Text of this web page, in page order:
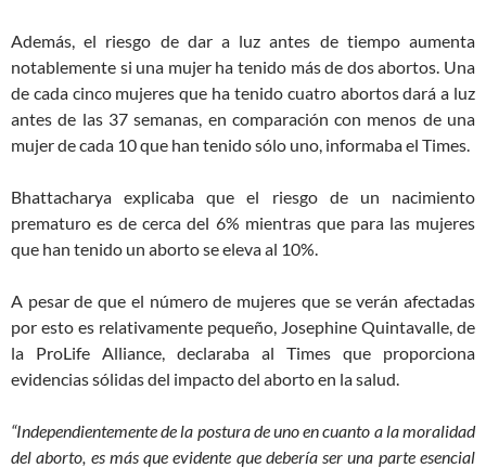
Además, el riesgo de dar a luz antes de tiempo aumenta
notablemente si una mujer ha tenido más de dos abortos. Una
de cada cinco mujeres que ha tenido cuatro abortos dará a luz
antes de las 37 semanas, en comparación con menos de una
mujer de cada 10 que han tenido sólo uno, informaba el Times.
Bhattacharya explicaba que el riesgo de un nacimiento
prematuro es de cerca del 6% mientras que para las mujeres
que han tenido un aborto se eleva al 10%.
A pesar de que el número de mujeres que se verán afectadas
por esto es relativamente pequeño, Josephine Quintavalle, de
la ProLife Alliance, declaraba al Times que proporciona
evidencias sólidas del impacto del aborto en la salud.
“Independientemente de la postura de uno en cuanto a la moralidad
del aborto, es más que evidente que debería ser una parte esencial